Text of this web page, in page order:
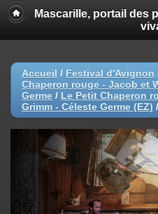
Mascarille, portail des
Accueil / Festival d'Avignon
Chaperon rouge - Jacob et
Germe / Le Petit Chaperon
Grimm - Céleste Germe (EZ) /